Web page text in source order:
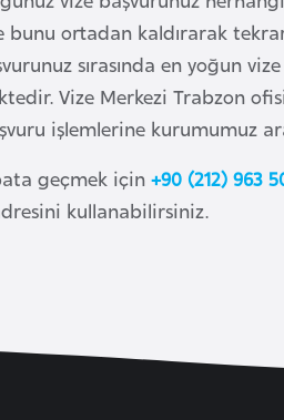
bunu ortadan kaldırarak
sırasında en yoğun
Vize Merkezi Trabzon
işlemlerine kurumumuz
geçmek için+90 (212) 963
kullanabilirsiniz.